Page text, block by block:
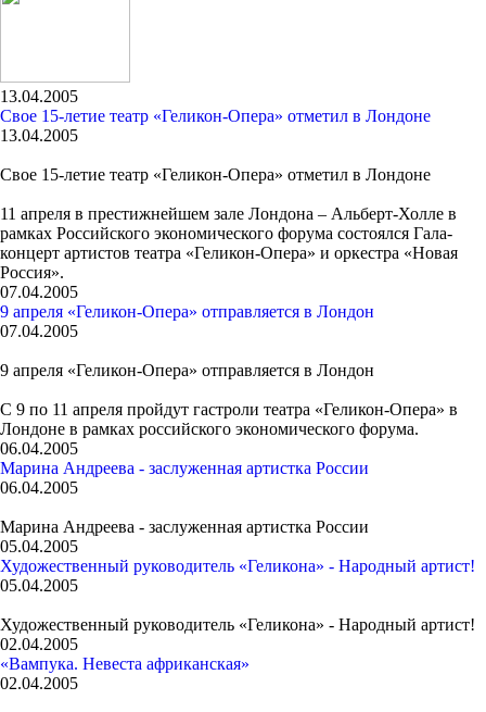
13.04.2005
Свое 15-летие театр «Геликон-Опера» отметил в Лондоне
13.04.2005
Свое 15-летие театр «Геликон-Опера» отметил в Лондоне
11 апреля в престижнейшем зале Лондона – Альберт-Холле в
рамках Российского экономического форума состоялся Гала-
концерт артистов театра «Геликон-Опера» и оркестра «Новая
Россия».
07.04.2005
9 апреля «Геликон-Опера» отправляется в Лондон
07.04.2005
9 апреля «Геликон-Опера» отправляется в Лондон
С 9 по 11 апреля пройдут гастроли театра «Геликон-Опера» в
Лондоне в рамках российского экономического форума.
06.04.2005
Марина Андреева - заслуженная артистка России
06.04.2005
Марина Андреева - заслуженная артистка России
05.04.2005
Художественный руководитель «Геликона» - Народный артист!
05.04.2005
Художественный руководитель «Геликона» - Народный артист!
02.04.2005
«Вампука. Невеста африканская»
02.04.2005